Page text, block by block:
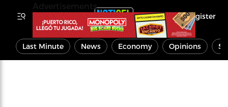
Register
Last Minute News Economy Opinions
Advertisements